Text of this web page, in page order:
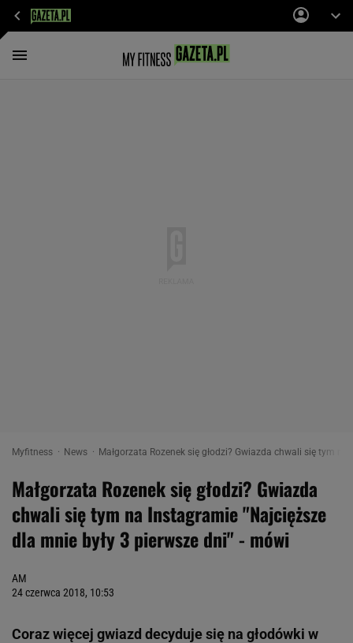
Myfitness News Małgorzata Rozenek się głodzi? Gwiazda chwali się tym
Małgorzata Rozenek się głodzi? Gwiazda
chwali się tym na Instagramie "Najcięższe
dla mnie były 3 pierwsze dni" - mówi
AM
24 czerwca 2018, 10:53
Coraz więcej gwiazd decyduje się na głodówki w